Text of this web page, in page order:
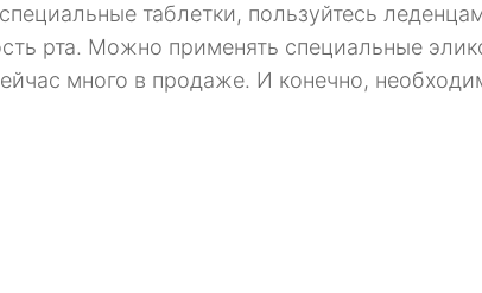
таблетки, пользуйтесь
рта. Можно применять специальные
много в продаже. И конечно,